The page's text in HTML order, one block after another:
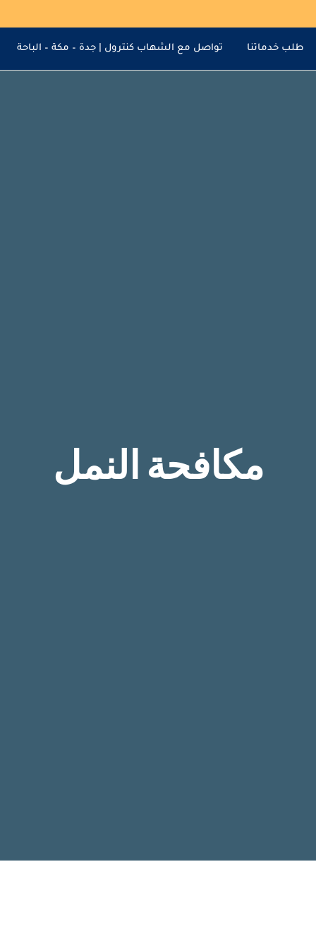
طلب خدماتنا تواصل مع الشهاب كنترول | جدة – مكة – الباحة
مكافحة النمل